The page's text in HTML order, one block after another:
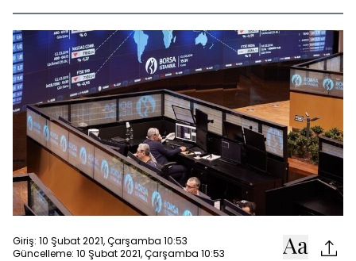
Giriş: 10 Şubat 2021, Çarşamba 10:53
Güncelleme: 10 Şubat 2021, Çarşamba 10:53